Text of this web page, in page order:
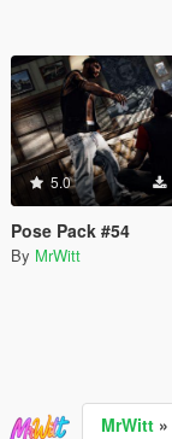
5.0
Pose Pack #54
By MrWitt
MrWitt »